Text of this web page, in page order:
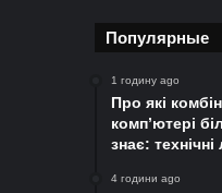
Популярные
1 годину ago
Про які
комп’ютері
знає:
4 години ago